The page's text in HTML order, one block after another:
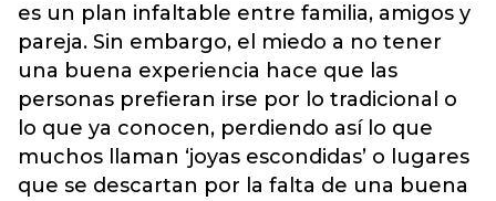
es un plan infaltable entre familia, amigos y
pareja. Sin embargo, el miedo a no tener
una buena experiencia hace que las
personas prefieran irse por lo tradicional o
lo que ya conocen, perdiendo así lo que
muchos llaman ‘joyas escondidas’ o lugares
que se descartan por la falta de una buena